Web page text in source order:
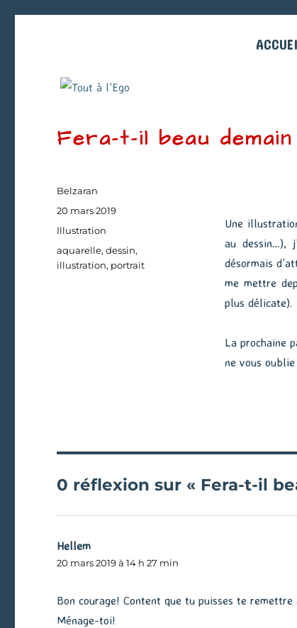
Fera-t-il beau
Une
au dessin…),
désormais
me mettre
plus délicate).
La prochaine
ne vous
Auteur
Belzaran
Publié
le
20 mars 2019
Catégories
Illustration
Étiquettes
aquarelle,dessin,
illustration, portrait
0 réflexion sur « Fera-t-il
Hellem
20 mars 2019 à 14 h 27 min
Bon courage! Content que tu puisses te remettre
Ménage-toi!